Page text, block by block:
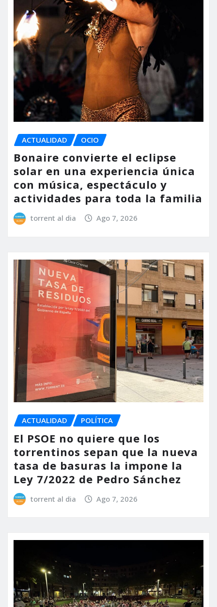
ACTUALIDAD OCIO
Bonaire convierte el eclipse
solar en una experiencia única
con música, espectáculo y
actividades para toda la familia
torrent al dia Ago 7, 2026
ACTUALIDAD POLÍTICA
El PSOE no quiere que los
torrentinos sepan que la nueva
tasa de basuras la impone la
Ley 7/2022 de Pedro Sánchez
torrent al dia Ago 7, 2026